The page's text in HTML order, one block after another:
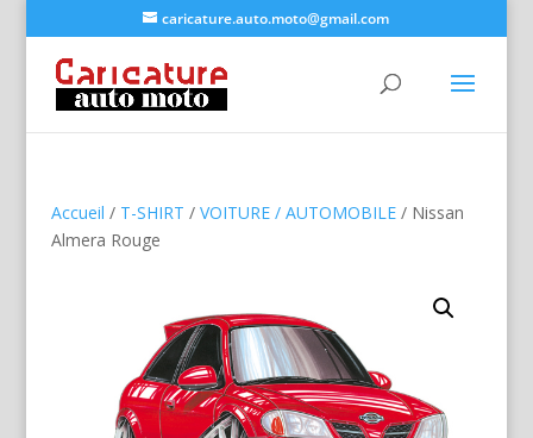
caricature.auto.moto@gmail.com
Accueil / T-SHIRT / VOITURE / AUTOMOBILE/ Nissan
Almera Rouge